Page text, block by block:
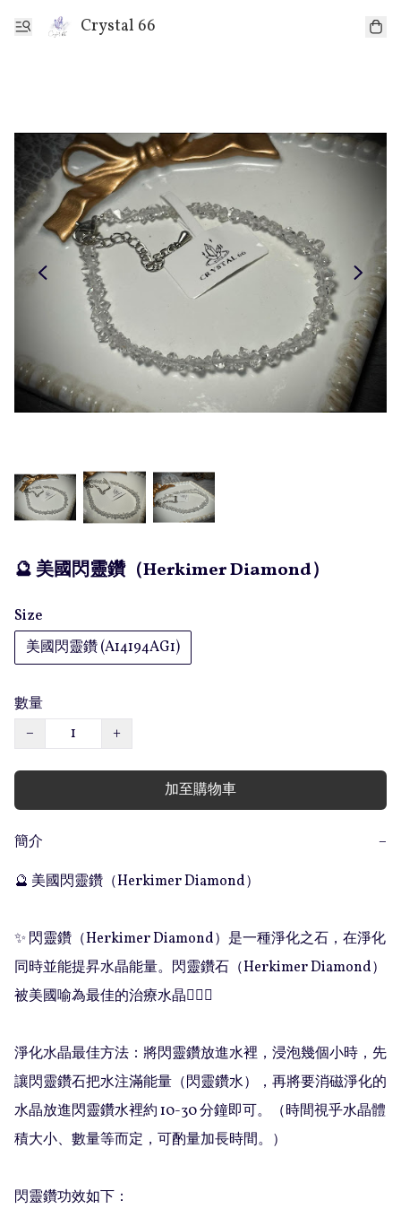
Crystal 66
🔮 美國閃靈鑽（Herkimer Diamond）
Size
美國閃靈鑽 (A14194AG1)
數量
−
+
加至購物車
簡介
−
🔮 美國閃靈鑽（Herkimer Diamond）
✨ 閃靈鑽（Herkimer Diamond）是一種淨化之石，在淨化
同時並能提昇水晶能量。閃靈鑽石（Herkimer Diamond）
被美國喻為最佳的治療水晶💁🏻‍♀️
淨化水晶最佳方法：將閃靈鑽放進水裡，浸泡幾個小時，先
讓閃靈鑽石把水注滿能量（閃靈鑽水），再將要消磁淨化的
水晶放進閃靈鑽水裡約 10-30 分鐘即可。（時間視乎水晶體
積大小、數量等而定，可酌量加長時間。）
閃靈鑽功效如下：